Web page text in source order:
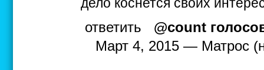
ответить
@count
Март 4, 2015 — Матрос